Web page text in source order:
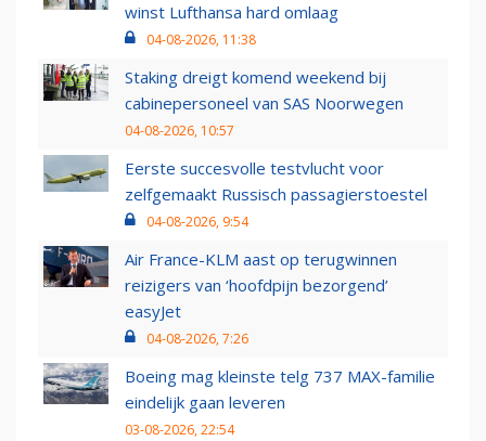
winst Lufthansa hard omlaag
04-08-2026, 11:38
Staking dreigt komend weekend bij
cabinepersoneel van SAS Noorwegen
04-08-2026, 10:57
Eerste succesvolle testvlucht voor
zelfgemaakt Russisch passagierstoestel
04-08-2026, 9:54
Air France-KLM aast op terugwinnen
reizigers van ‘hoofdpijn bezorgend’
easyJet
04-08-2026, 7:26
Boeing mag kleinste telg 737 MAX-familie
eindelijk gaan leveren
03-08-2026, 22:54